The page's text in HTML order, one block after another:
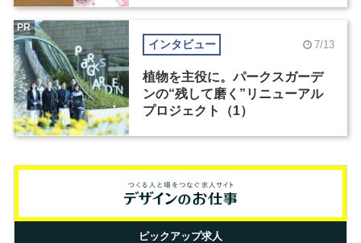
インタビュー 7/13
植物を主役に。パークスガーデ
ンの“残して磨く”リニューアル
プロジェクト（1）
PR
ピックアップ求人